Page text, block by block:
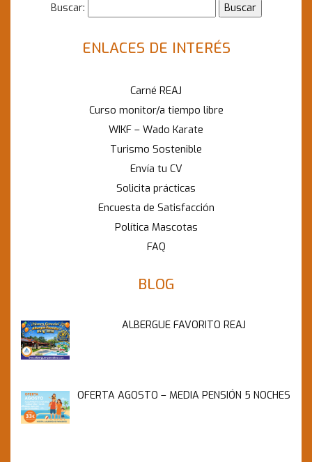
Buscar:
ENLACES DE INTERÉS
Carné REAJ
Curso monitor/a tiempo libre
WIKF – Wado Karate
Turismo Sostenible
Envía tu CV
Solicita prácticas
Encuesta de Satisfacción
Política Mascotas
FAQ
BLOG
ALBERGUE FAVORITO REAJ
OFERTA AGOSTO – MEDIA PENSIÓN 5 NOCHES